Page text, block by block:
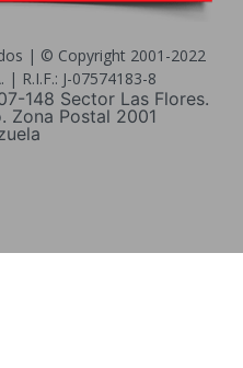
| © Copyright 2001-2022
R.I.F.: J-07574183-8
148 Sector Las Flores.
Zona Postal 2001